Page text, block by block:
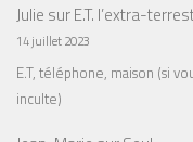
Julie surE.T. l’extra-
14 juillet 2023
E.T, téléphone, maison (si
inculte)